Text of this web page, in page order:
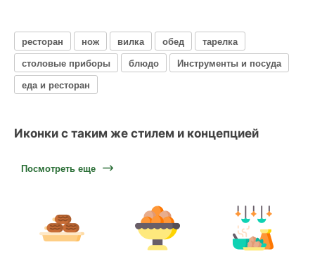
ресторан нож вилка обед
тарелка
столовые приборы
блюдо
Инструменты и посуда
еда и ресторан
Иконки с таким же стилем и концепцией
Посмотреть еще